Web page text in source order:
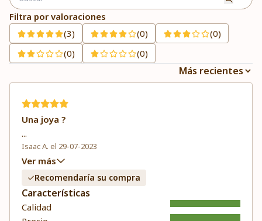
Filtra por valoraciones
(3)
(0)
(0)
(0)
(0)
Una joya ?
...
Isaac A. el 29-07-2023
Ver más
Recomendaría su compra
Características
Calidad